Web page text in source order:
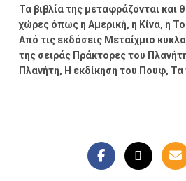
Τα βιβλία της μεταφράζονται και
χώρες όπως η Αμερική, η Κίνα, η
Από τις εκδόσεις Μεταίχμιο
της σειράς Πράκτορες του
Πλανήτη, Η εκδίκηση του Πουφ,